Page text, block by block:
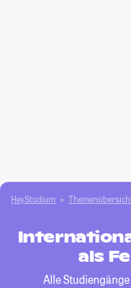
HeyStudium
als
Alle